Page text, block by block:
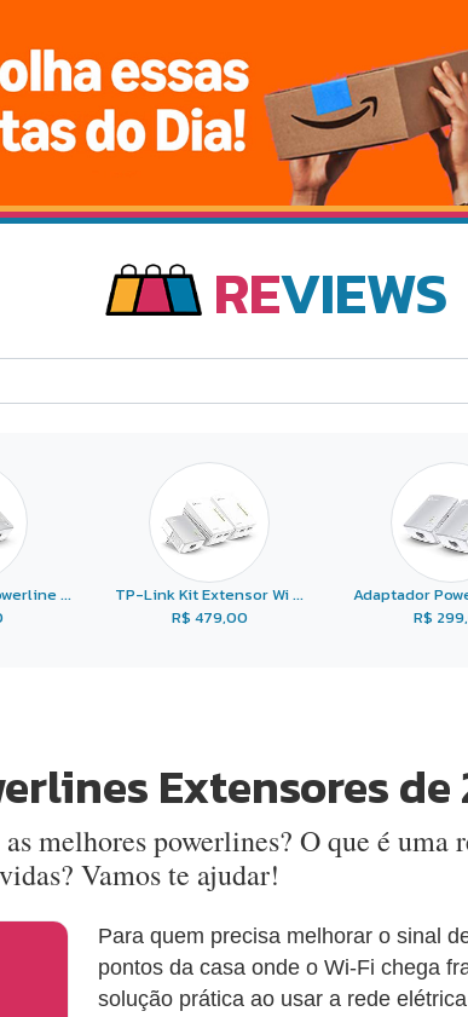
REVIEWS
...
TP-Link Kit Extensor Wi ...
R$ 479,00
Adaptador
R$
Extensores de
melhores powerlines? O que é
Vamos te ajudar!
Para quem precisa melhorar o sinal
pontos da casa onde o Wi-Fi chega
solução prática ao usar a rede